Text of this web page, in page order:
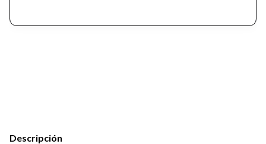
Descripción